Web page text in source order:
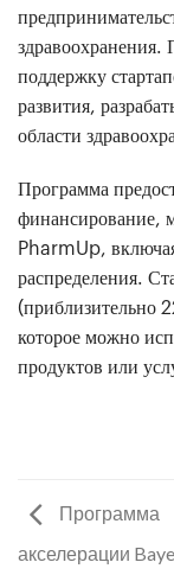
здравоохранения.
поддержку
развития,
области
Программа
финансирование,
PharmUp,
распределения.
(приблизительно
которое можно
продуктов или
Программа
акселерации